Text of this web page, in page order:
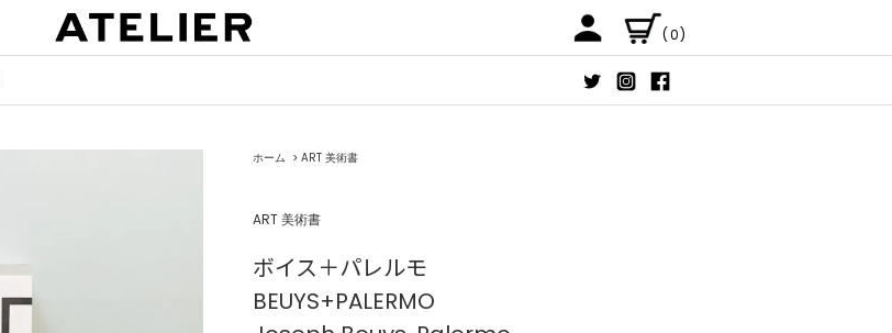
(0)
ホーム > ART 美術書
ART 美術書
ボイス＋パレルモ
BEUYS+PALERMO